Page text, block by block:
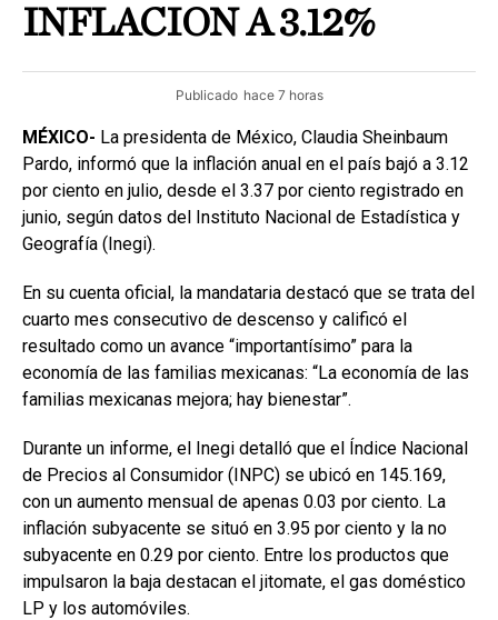
INFLACION A 3.12%
Publicado hace 7 horas
MÉXICO- La presidenta de México, Claudia Sheinbaum
Pardo, informó que la inflación anual en el país bajó a 3.12
por ciento en julio, desde el 3.37 por ciento registrado en
junio, según datos del Instituto Nacional de Estadística y
Geografía (Inegi).
En su cuenta oficial, la mandataria destacó que se trata del
cuarto mes consecutivo de descenso y calificó el
resultado como un avance “importantísimo” para la
economía de las familias mexicanas: “La economía de las
familias mexicanas mejora; hay bienestar”.
Durante un informe, el Inegi detalló que el Índice Nacional
de Precios al Consumidor (INPC) se ubicó en 145.169,
con un aumento mensual de apenas 0.03 por ciento. La
inflación subyacente se situó en 3.95 por ciento y la no
subyacente en 0.29 por ciento. Entre los productos que
impulsaron la baja destacan el jitomate, el gas doméstico
LP y los automóviles.